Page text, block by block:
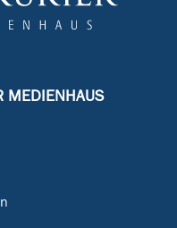
MEDIENHAUS